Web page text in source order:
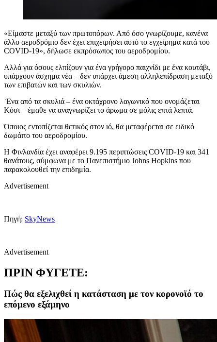
«Είμαστε μεταξύ των πρωτοπόρων. Από όσο γνωρίζουμε, κανένα
άλλο αεροδρόμιο δεν έχει επιχειρήσει αυτό το εγχείρημα κατά του
COVID-19», δήλωσε εκπρόσωπος του αεροδρομίου.
Αλλά για όσους ελπίζουν για ένα γρήγορο παιχνίδι με ένα κουτάβι,
υπάρχουν άσχημα νέα – δεν υπάρχει άμεση αλληλεπίδραση μεταξύ
των επιβατών και των σκυλιών.
Ένα από τα σκυλιά – ένα οκτάχρονο λαγωνικό που ονομάζεται
Κόσι – έμαθε να αναγνωρίζει το άρωμα σε μόλις επτά λεπτά.
Όποιος εντοπίζεται θετικός στον ιό, θα μεταφέρεται σε ειδικό
δωμάιτο του αεροδρομίου.
Η Φινλανδία έχει αναφέρει 9.195 περιπτώσεις COVID-19 και 341
θανάτους, σύμφωνα με το Πανεπιστήμιο Johns Hopkins που
παρακολουθεί την επιδημία.
Advertisement
Πηγή: SkyNews
Advertisement
ΠΡΙΝ ΦΥΓΕΤΕ:
Πώς θα εξελιχθεί η κατάσταση με τον κορονοϊό το
επόμενο εξάμηνο